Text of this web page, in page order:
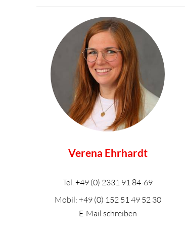
Verena Ehrhardt
Tel. +49 (0) 2331 91 84-69
Mobil: +49 (0) 152 51 49 52 30
E-Mail schreiben